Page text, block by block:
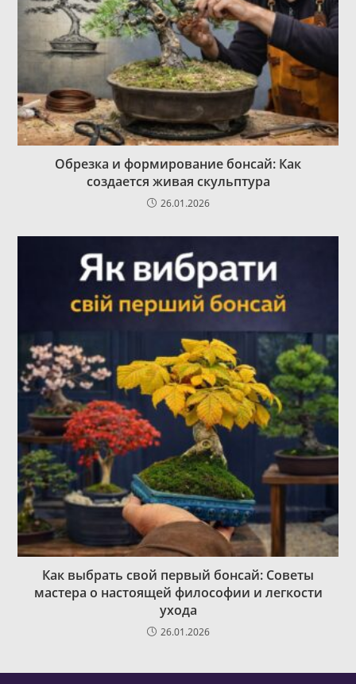
Обрезка и формирование бонсай: Как
создается живая скульптура
26.01.2026
Как выбрать свой первый бонсай: Советы
мастера о настоящей философии и легкости
ухода
26.01.2026